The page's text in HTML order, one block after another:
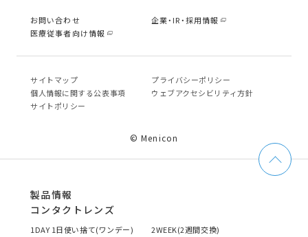
お問い合わせ
企業・IR・採用情報
医療従事者向け情報
サイトマップ
プライバシーポリシー
個⼈情報に関する公表事項
ウェブアクセシビリティ方針
サイトポリシー
© Menicon
製品情報
コンタクトレンズ
1DAY 1日使い捨て(ワンデー)
2WEEK(2週間交換)